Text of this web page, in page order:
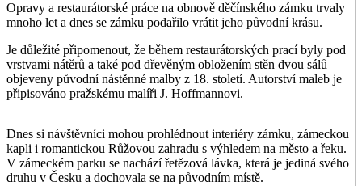
Opravy a restaurátorské práce na obnově děčínského zámku trvaly
mnoho let a dnes se zámku podařilo vrátit jeho původní krásu.
Je důležité připomenout, že během restaurátorských prací byly pod
vrstvami nátěrů a také pod dřevěným obložením stěn dvou sálů
objeveny původní nástěnné malby z 18. století. Autorství maleb je
připisováno pražskému malíři J. Hoffmannovi.
Dnes si návštěvníci mohou prohlédnout interiéry zámku, zámeckou
kapli i romantickou Růžovou zahradu s výhledem na město a řeku.
V zámeckém parku se nachází řetězová lávka, která je jediná svého
druhu v Česku a dochovala se na původním místě.